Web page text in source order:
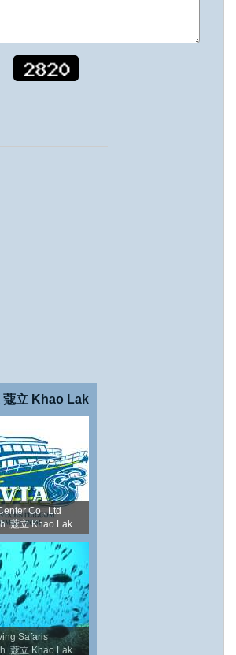
蔻立 Khao Lak
Co., Ltd
,蔻立 Khao Lak
Safaris
,蔻立 Khao Lak